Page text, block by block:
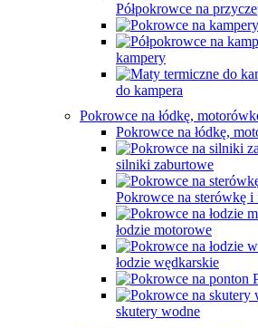
Półpokrowce na
kampery
do kampera
Pokrowce na łódkę,
Pokrowce na łódkę,
silniki zaburtowe
Pokrowce na sterówkę i
łodzie motorowe
łodzie wędkarskie
skutery wodne